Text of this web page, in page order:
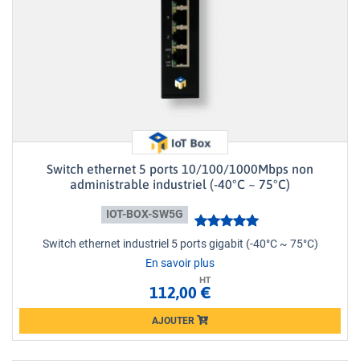
Switch ethernet 5 ports 10/100/1000Mbps non
administrable industriel (-40°C ~ 75°C)
IOT-BOX-SW5G
Switch ethernet industriel 5 ports gigabit (-40°C ~ 75°C)
En savoir plus
HT
112,00 €
AJOUTER
Loading...